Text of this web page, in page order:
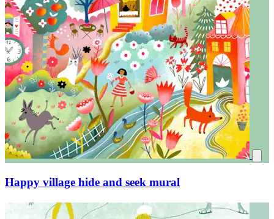
Happy village hide and seek mural